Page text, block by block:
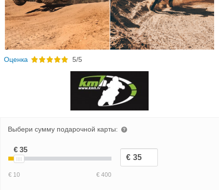
Oценка 5/5
Выбери сумму подарочной карты: